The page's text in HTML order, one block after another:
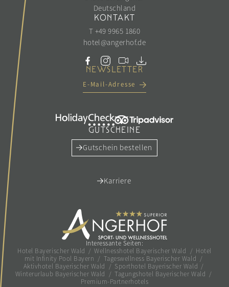
Deutschland
KONTAKT
T +49 9965 1860
hotel@angerhof.de
NEWSLETTER
E-Mail-Adresse
GUTSCHEINE
Gutschein bestellen
Karriere
Interessante Seiten:
Hotel Bayerischer Wald
/ Wellnesshotel Bayerischer Wald / Hotel
mit Infinity Pool Bayern / Tageswellness Bayerischer Wald
/
Aktivhotel Bayerischer Wald
/ Sporthotel Bayerischer Wald /
Winterurlaub Bayerischer Wald
/ Tagungshotel Bayerischer Wald
/
Premium-Partnerhotels